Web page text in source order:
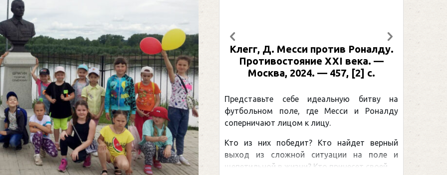
Клегг, Д. Месси против Роналду.
Противостояние XXI века. —
Москва, 2024. — 457, [2] с.
Представьте себе идеальную битву на
футбольном поле, где Месси и Роналду
соперничают лицом к лицу.
Кто из них победит? Кто найдет верный
выход из сложной ситуации на поле и
щепетильной в жизни? Кто принесет своей ...
Предыдущий Следующий